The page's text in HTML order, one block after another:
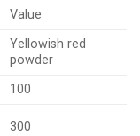
Value
Yellowish red
powder
100
300